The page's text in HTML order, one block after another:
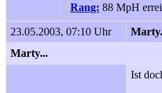
Rang: 88 MpH
23.05.2003, 07:10 Uhr
Marty...
Ist